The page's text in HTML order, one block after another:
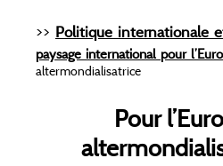
>> Politique internationale
paysage international pour
altermondialisatrice
Pour